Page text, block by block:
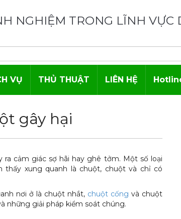
NGHIỆM TRONG LĨNH VỰC
VỤ THỦ THUẬT LIÊN HỆ
gây hại
cảm giác sợ hãi hay ghê tởm. Một số loại
xung quanh là chuột, chuột và chỉ có
nơi ở là chuột nhắt, chuột cống và chuột
những giải pháp kiểm soát chúng.